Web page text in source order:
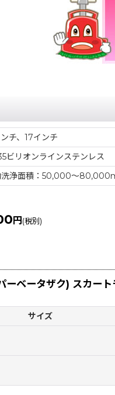
チ、17インチ
ビリオンラインステンレス
洗浄面積：50,000〜
円(税別)
ベータザク) スカート
サイズ